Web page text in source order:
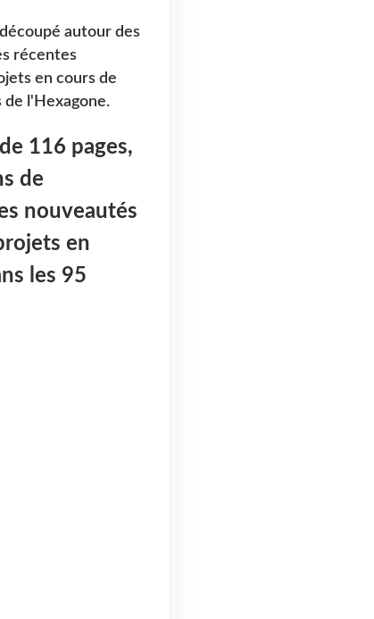
autour des
récentes
en cours de
l'Hexagone.
116 pages,
de
nouveautés
en
les 95